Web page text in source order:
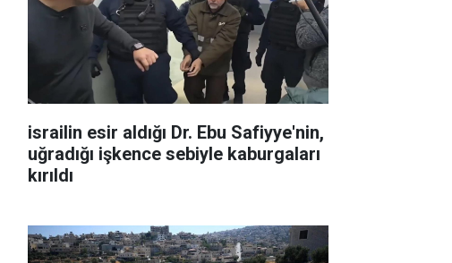
israilin esir aldığı Dr. Ebu Safiyye'nin,
uğradığı işkence sebiyle kaburgaları
kırıldı